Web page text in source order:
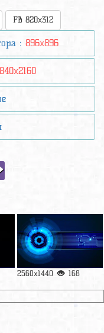
FB 820x312
: 896x896
2560x1440 168